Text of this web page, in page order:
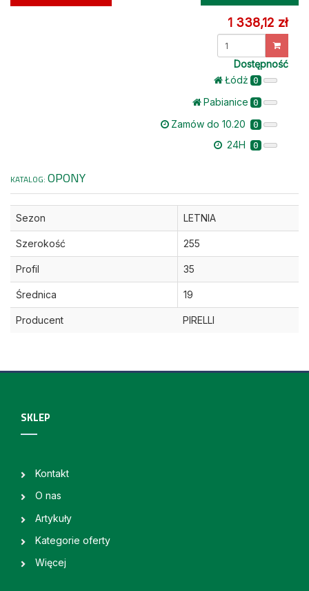
1 338,12 zł
Dostępność
Łódż 0
Pabianice 0
Zamów do 10.20 0
24H 0
KATALOG: OPONY
Sezon LETNIA
Szerokość 255
Profil 35
Średnica 19
Producent PIRELLI
SKLEP
Kontakt
O nas
Artykuły
Kategorie oferty
Więcej